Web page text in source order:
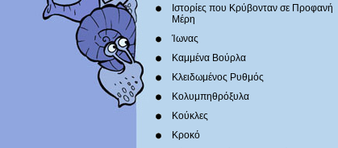
Ιστορίες που Κρύβονταν σε Προφανή
Μέρη
Ίωνας
Καμμένα Βούρλα
Κλειδωμένος Ρυθμός
Κολυμπηθρόξυλα
Κούκλες
Κροκό